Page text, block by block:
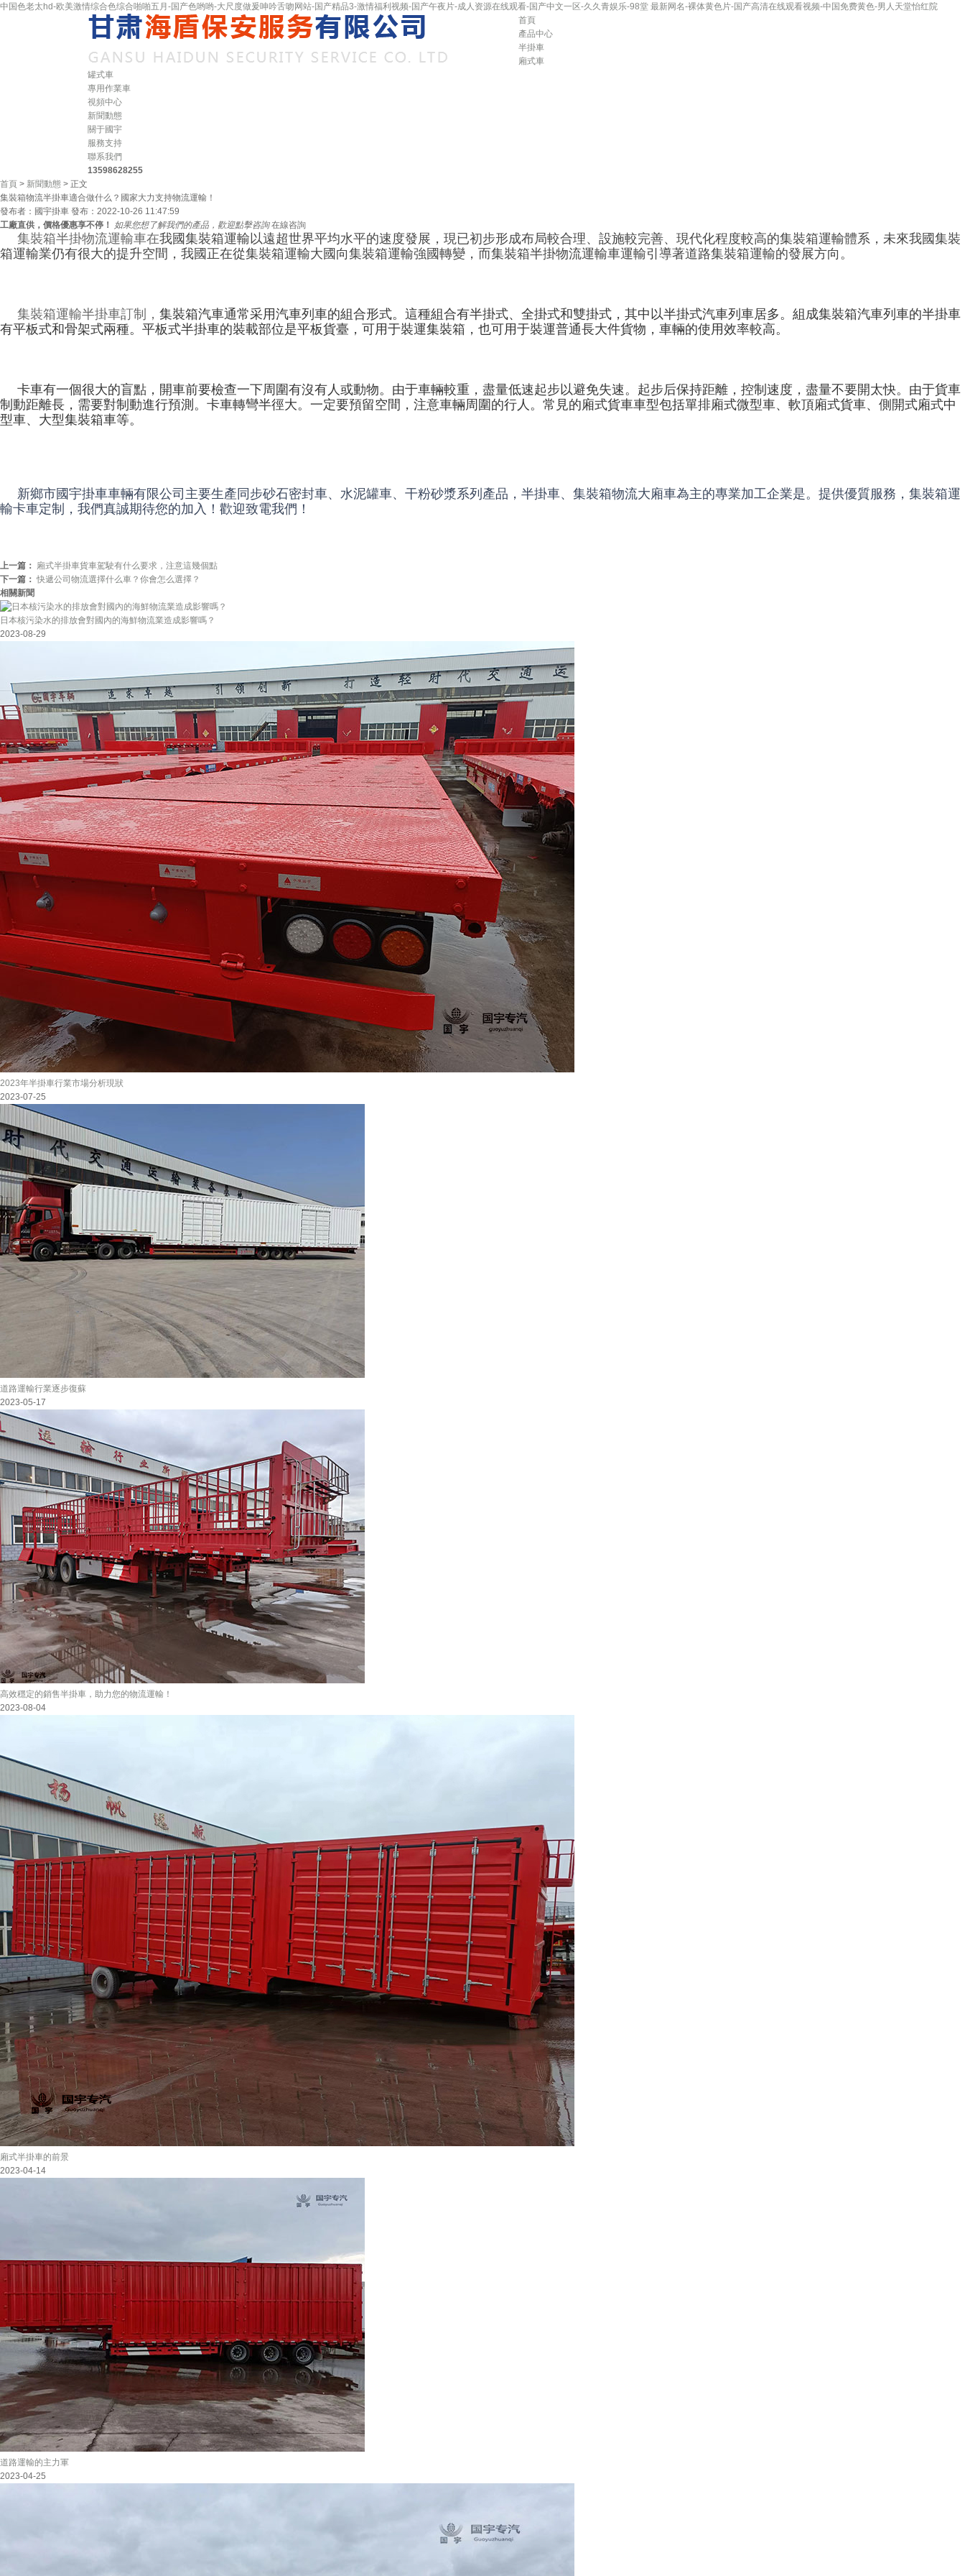
中国色老太hd-欧美激情综合色综合啪啪五月-国产色哟哟-大尺度做爰呻吟舌吻网站-国产精品3-激情福利视频-国产午夜片-成人资源在线观看-国产中文一区-久久青娱乐-98堂 最新网名-裸体黄色片-国产高清在线观看视频-中国免费黄色-男人天堂怡红院
首頁
產品中心
半掛車
廂式車
罐式車
專用作業車
視頻中心
新聞動態
關于國宇
服務支持
聯系我們
13598628255
首頁 > 新聞動態 > 正文
集裝箱物流半掛車適合做什么？國家大力支持物流運輸！
發布者：國宇掛車 發布：2022-10-26 11:47:59
工廠直供，價格優惠享不停！
如果您想了解我們的產品，歡迎點擊咨詢 在線咨詢
集裝箱半掛物流運輸車在我國集裝箱運輸以遠超世界平均水平的速度發展，現已初步形成布局較合理、設施較完善、現代化程度較高的集裝箱運輸體系，未來我國集裝
箱運輸業仍有很大的提升空間，我國正在從集裝箱運輸大國向集裝箱運輸強國轉變，而集裝箱半掛物流運輸車運輸引導著道路集裝箱運輸的發展方向。
集裝箱運輸半掛車訂制， 集裝箱汽車通常采用汽車列車的組合形式。這種組合有半掛式、全掛式和雙掛式，其中以半掛式汽車列車居多。組成集裝箱汽車列車的半掛車
有平板式和骨架式兩種。平板式半掛車的裝載部位是平板貨臺，可用于裝運集裝箱，也可用于裝運普通長大件貨物，車輛的使用效率較高。
卡車有一個很大的盲點，開車前要檢查一下周圍有沒有人或動物。由于車輛較重，盡量低速起步以避免失速。起步后保持距離，控制速度，盡量不要開太快。由于貨車
制動距離長，需要對制動進行預測。卡車轉彎半徑大。一定要預留空間，注意車輛周圍的行人。常見的廂式貨車車型包括單排廂式微型車、軟頂廂式貨車、側開式廂式中
型車、大型集裝箱車等。
新鄉市國宇掛車車輛有限公司主要生產同步砂石密封車、水泥罐車、干粉砂漿系列產品，半掛車、集裝箱物流大廂車為主的專業加工企業是。提供優質服務，集裝箱運
輸卡車定制，我們真誠期待您的加入！歡迎致電我們！
上一篇： 廂式半掛車貨車駕駛有什么要求，注意這幾個點
下一篇： 快遞公司物流選擇什么車？你會怎么選擇？
相關新聞
日本核污染水的排放會對國內的海鮮物流業造成影響嗎？
2023-08-29
2023年半掛車行業市場分析現狀
2023-07-25
道路運輸行業逐步復蘇
2023-05-17
高效穩定的銷售半掛車，助力您的物流運輸！
2023-08-04
廂式半掛車的前景
2023-04-14
道路運輸的主力軍
2023-04-25